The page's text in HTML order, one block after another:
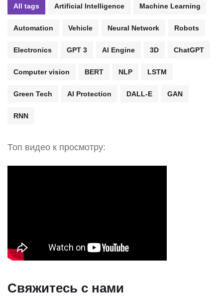
All tags Artificial Intelligence Machine Learning
Automation Vehicle Neural Network Robots
Electronics GPT 3 AI Engine 3D ChatGPT
Computer vision BERT NLP LSTM
Green Tech AI Protection DALL-E GAN
RNN
Топ видео к просмотру:
Свяжитесь с нами